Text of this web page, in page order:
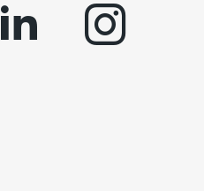
linkedin instagram